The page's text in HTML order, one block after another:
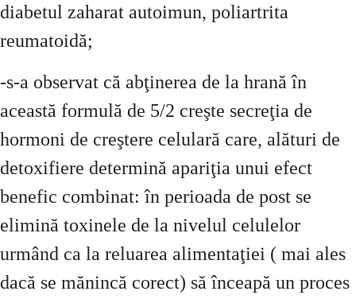
diabetul zaharat autoimun, poliartrita
reumatoidă;
-s-a observat că abţinerea de la hrană în
această formulă de 5/2 creşte secreţia de
hormoni de creştere celulară care, alături de
detoxifiere determină apariţia unui efect
benefic combinat: în perioada de post se
elimină toxinele de la nivelul celulelor
urmând ca la reluarea alimentaţiei ( mai ales
dacă se mănincă corect) să înceapă un proces